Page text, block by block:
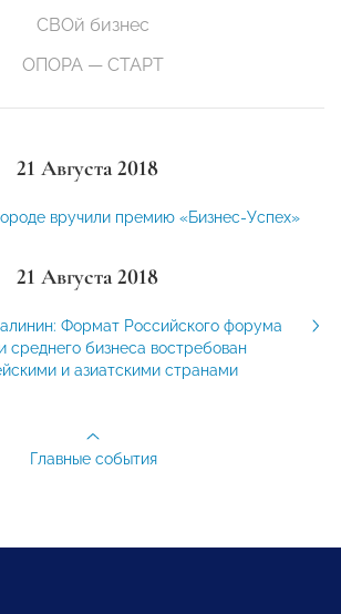
СВОй бизнес
ОПОРА — СТАРТ
21 Августа 2018
вручили премию «Бизнес-Успех»
21 Августа 2018
Формат Российского форума
среднего бизнеса востребован
и азиатскими странами
Главные события